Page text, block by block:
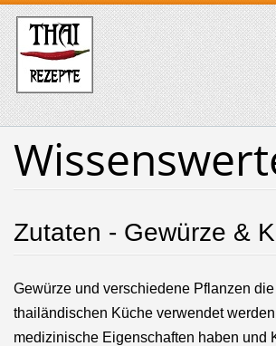
Zutaten - Gewürze &
Gewürze und verschiedene Pflanzen
thailändischen Küche verwendet
medizinische Eigenschaften haben und